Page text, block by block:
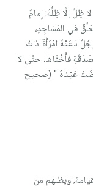
ظِلَّ إلَّا ظِلُّهُ: إِمامٌ
في المَسَاجِدِ،
دَعَتْهُ امْرَأَةٌ ذَاتُ
فأَخْفَاها، حتَّى لا
عَيْنَاهُ " (صحيح
ويظلهم من